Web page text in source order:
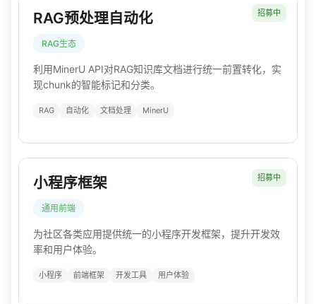
招募中
RAG预处理自动化
RAG生态
利用MinerU API对RAG知识库文档进行统一前置转化，实
现chunk的智能标记和分类。
RAG 自动化 文档处理 MinerU
招募中
小程序框架
通用前端
为社区各类应用提供统一的小程序开发框架，提升开发效
率和用户体验。
小程序 前端框架 开发工具 用户体验